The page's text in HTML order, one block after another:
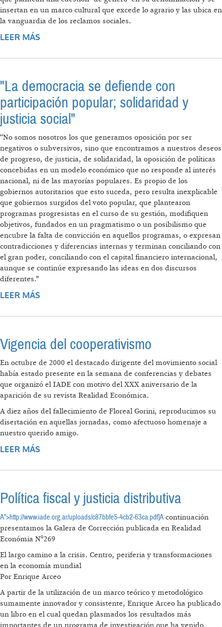
insertan en un marco cultural que excede lo agrario y las ubica en
la vanguardia de los reclamos sociales.
LEER MÁS
"La democracia se defiende con
participación popular; solidaridad y
justicia social"
“No somos nosotros los que generamos oposición por ser
negativos o subversivos, sino que encontramos a nuestros deseos
de progreso, de justicia, de solidaridad, la oposición de políticas
concebidas en un modelo económico que no responde al interés
nacional, ni de las mayorías populares. Es propio de los
gobiernos autoritarios que esto suceda, pero resulta inexplicable
que gobiernos surgidos del voto popular, que plantearon
programas progresistas en el curso de su gestión, modiﬁquen
objetivos, fundados en un pragmatismo o un posibilismo que
encubre la falta de convicción en aquellos programas, o expresan
contradicciones y diferencias internas y terminan conciliando con
el gran poder, conciliando con el capital financiero internacional,
aunque se continúe expresando las ideas en dos discursos
diferentes."
LEER MÁS
JUSTICIA SOCIAL"
Vigencia del cooperativismo
En octubre de 2000 el destacado dirigente del movimiento social
había estado presente en la semana de conferencias y debates
que organizó el IADE con motivo del XXX aniversario de la
aparición de su revista Realidad Económica.
A diez años del fallecimiento de Floreal Gorini, reproducimos su
disertación en aquellas jornadas, como afectuoso homenaje a
nuestro querido amigo.
LEER MÁS
Política fiscal y justicia distributiva
A">http://www.iade.org.ar/uploads/c87bbfe5-4cb2-63ca.pdf]A continuación
presentamos la Galera de Corrección publicada en Realidad
Económia Nº269
El largo camino a la crisis. Centro, periferia y transformaciones
en la economía mundial
Por Enrique Arceo
A partir de la utilización de un marco teórico y metodológico
sumamente innovador y consistente, Enrique Arceo ha publicado
un libro en el cual quedan plasmados los resultados más